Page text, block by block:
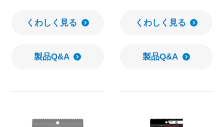
くわしく見る
製品Q&A
くわしく見る
製品Q&A